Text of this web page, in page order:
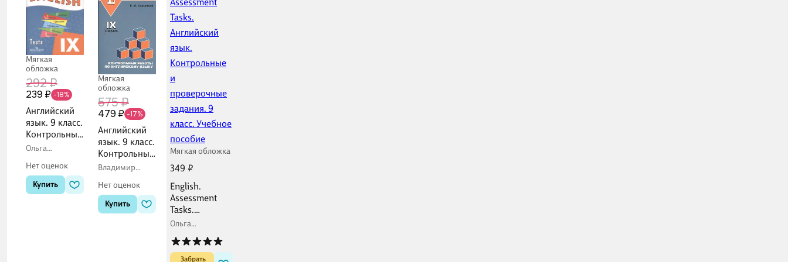
Мягкая
обложка
292 ₽
239 ₽ -18%
Английский
язык. 9 класс.
Контрольные
задания
Ольга
Ирина Михеева
Нет оценок
Купить
Мягкая
обложка
575 ₽
479 ₽ -17%
Английский
язык. 9 класс.
Контрольные
работы (с
изучением)
Владимир
Нет оценок
Купить
Мягкая обложка
349 ₽
English.
Assessment
Tasks.
Английский
Контрольные
и
Ольга
Ирина Михеева
Забрать